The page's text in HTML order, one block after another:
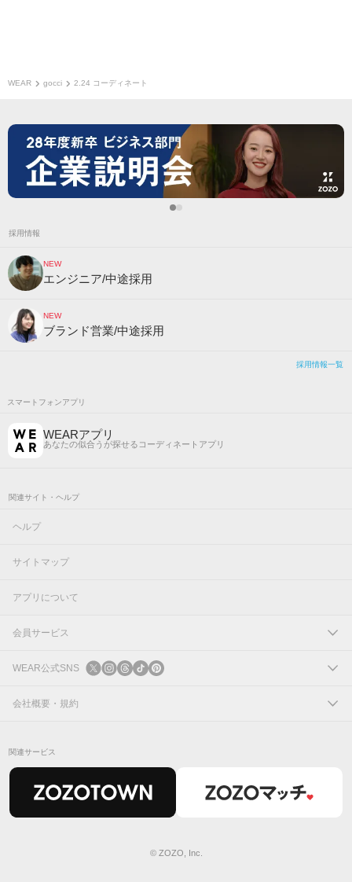
WEAR gocci 2.24 コーディネート
採用情報
NEW
エンジニア/中途採用
NEW
ブランド営業/中途採用
採用情報一覧
スマートフォンアプリ
WEARアプリ
あなたの似合うが探せるコーディネートアプリ
関連サイト・ヘルプ
ヘルプ
サイトマップ
アプリについて
会員サービス
ログイン
新規会員登録
WEAR公式SNS
X
会社概要・規約
関連サービス
© ZOZO, Inc.